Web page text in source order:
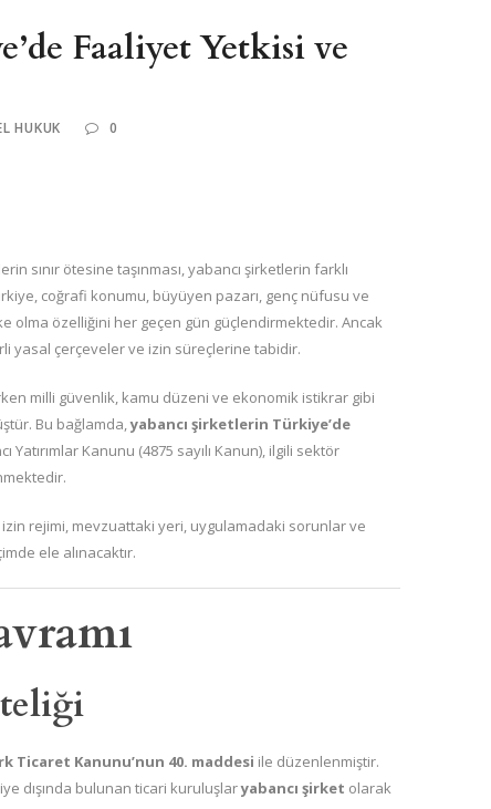
Faaliyet Yetkisi ve
HUKUK 0
sınır ötesine taşınması, yabancı şirketlerin farklı
coğrafi konumu, büyüyen pazarı, genç nüfusu ve
olma özelliğini her geçen gün güçlendirmektedir. Ancak
yasal çerçeveler ve izin süreçlerine tabidir.
milli güvenlik, kamu düzeni ve ekonomik istikrar gibi
Bu bağlamda,yabancı şirketlerin Türkiye’de
Yatırımlar Kanunu (4875 sayılı Kanun), ilgili sektör
rejimi, mevzuattaki yeri, uygulamadaki sorunlar ve
ele alınacaktır.
Ticaret Kanunu’nun 40. maddesi ile düzenlenmiştir.
dışında bulunan ticari kuruluşlaryabancı şirket olarak